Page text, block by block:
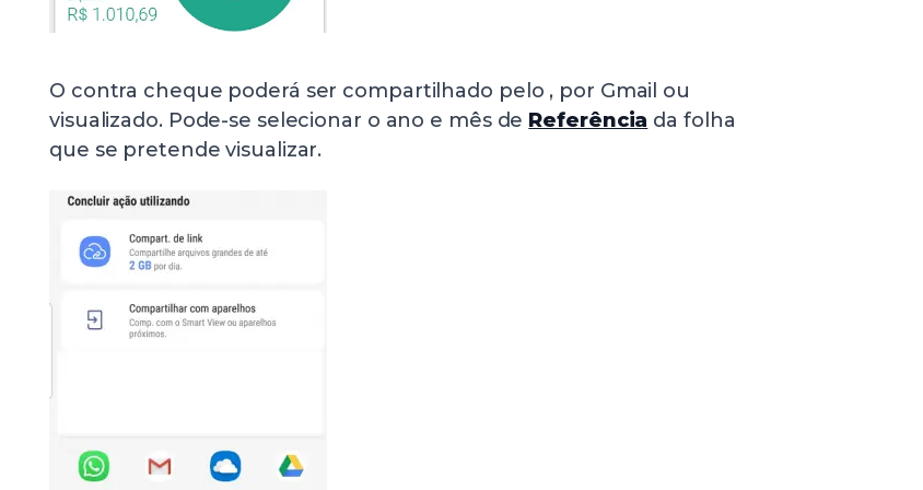
O contra cheque poderá ser compartilhado pelo , por Gmail ou
visualizado. Pode-se selecionar o ano e mês de Referência da folha
que se pretende visualizar.